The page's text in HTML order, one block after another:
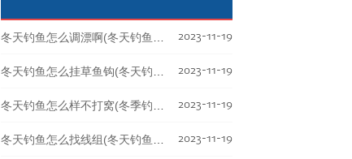
2023-11-19
冬天钓鱼怎么调漂啊(冬天钓鱼调漂技巧野钓)
2023-11-19
冬天钓鱼怎么挂草鱼钩(冬天钓草鱼视频教程)
2023-11-19
冬天钓鱼怎么样不打窝(冬季钓鱼如何不冷)
2023-11-19
冬天钓鱼怎么找线组(冬天钓鱼的线组搭配)